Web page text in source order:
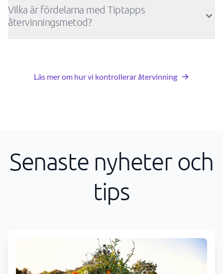
Vilka är fördelarna med Tiptapps
återvinningsmetod?
Läs mer om hur vi kontrollerar återvinning
Senaste nyheter och
tips